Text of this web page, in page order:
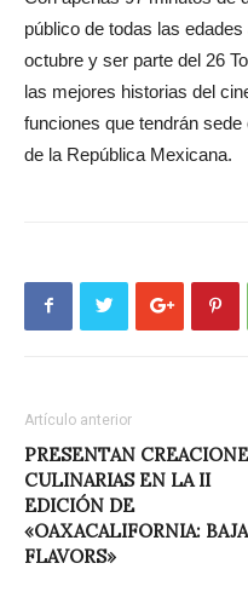
público de todas las
octubre y ser parte del 26
las mejores historias del
funciones que tendrán
de la República Mexicana.
Artículo anterior
PRESENTAN
CULINARIAS EN LA II
EDICIÓN DE
«OAXACALIFORNIA: BAJA
FLAVORS»